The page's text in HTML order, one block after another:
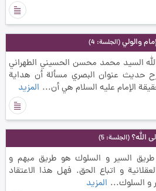
والولي(الجلسة: 4)
السيد محمد محسن الحسيني الطهراني
حديث عنوان البصري مسألة أن هداية
الإمام عليه السلام هي أن... المزيد
الله؟ (الجلسة: 5)
السير و السلوك هو طريق مبهم و
و اتباع الحق. فهل هذا الاعتقاد
و السلوك... المزيد